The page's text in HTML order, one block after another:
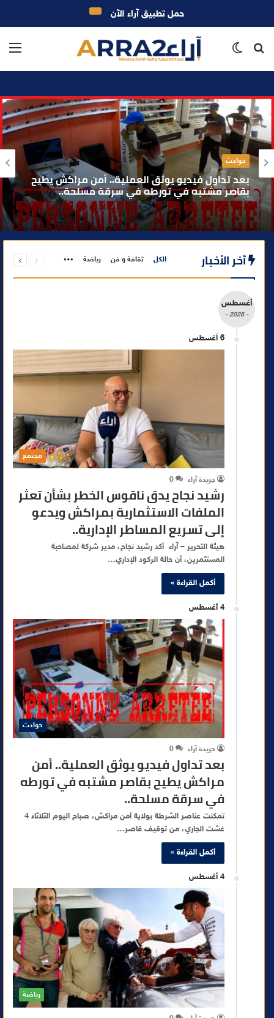
بحث
حوادث
بعد تداول فيديو يوثق العملية.. أمن مراكش يطيح
بقاصر مشتبه في تورطه في سرقة مسلحة..
آخر الأخبار الكل ثقافة و فن رياضة
الصفحة
أغسطس
- 2026 -
6 أغسطس
مجتمع
جريدة آراء 0
رشيد نجاح يدق ناقوس الخطر بشأن تعثر
الملفات الاستثمارية بمراكش ويدعو
إلى تسريع المساطر الإدارية..
هيئة التحرير – آراء أكد رشيد نجاح، مدير شركة لمصاحبة
المستثمرين، أن حالة الركود الإداري…
أكمل القراءة »
4 أغسطس
حوادث
جريدة آراء 0
بعد تداول فيديو يوثق العملية.. أمن
مراكش يطيح بقاصر مشتبه في تورطه
في سرقة مسلحة..
تمكنت عناصر الشرطة بولاية أمن مراكش، صباح اليوم الثلاثاء 4
غشت الجاري، من توقيف قاصر…
أكمل القراءة »
4 أغسطس
رياضة
حمل تطبيق آراء الآن